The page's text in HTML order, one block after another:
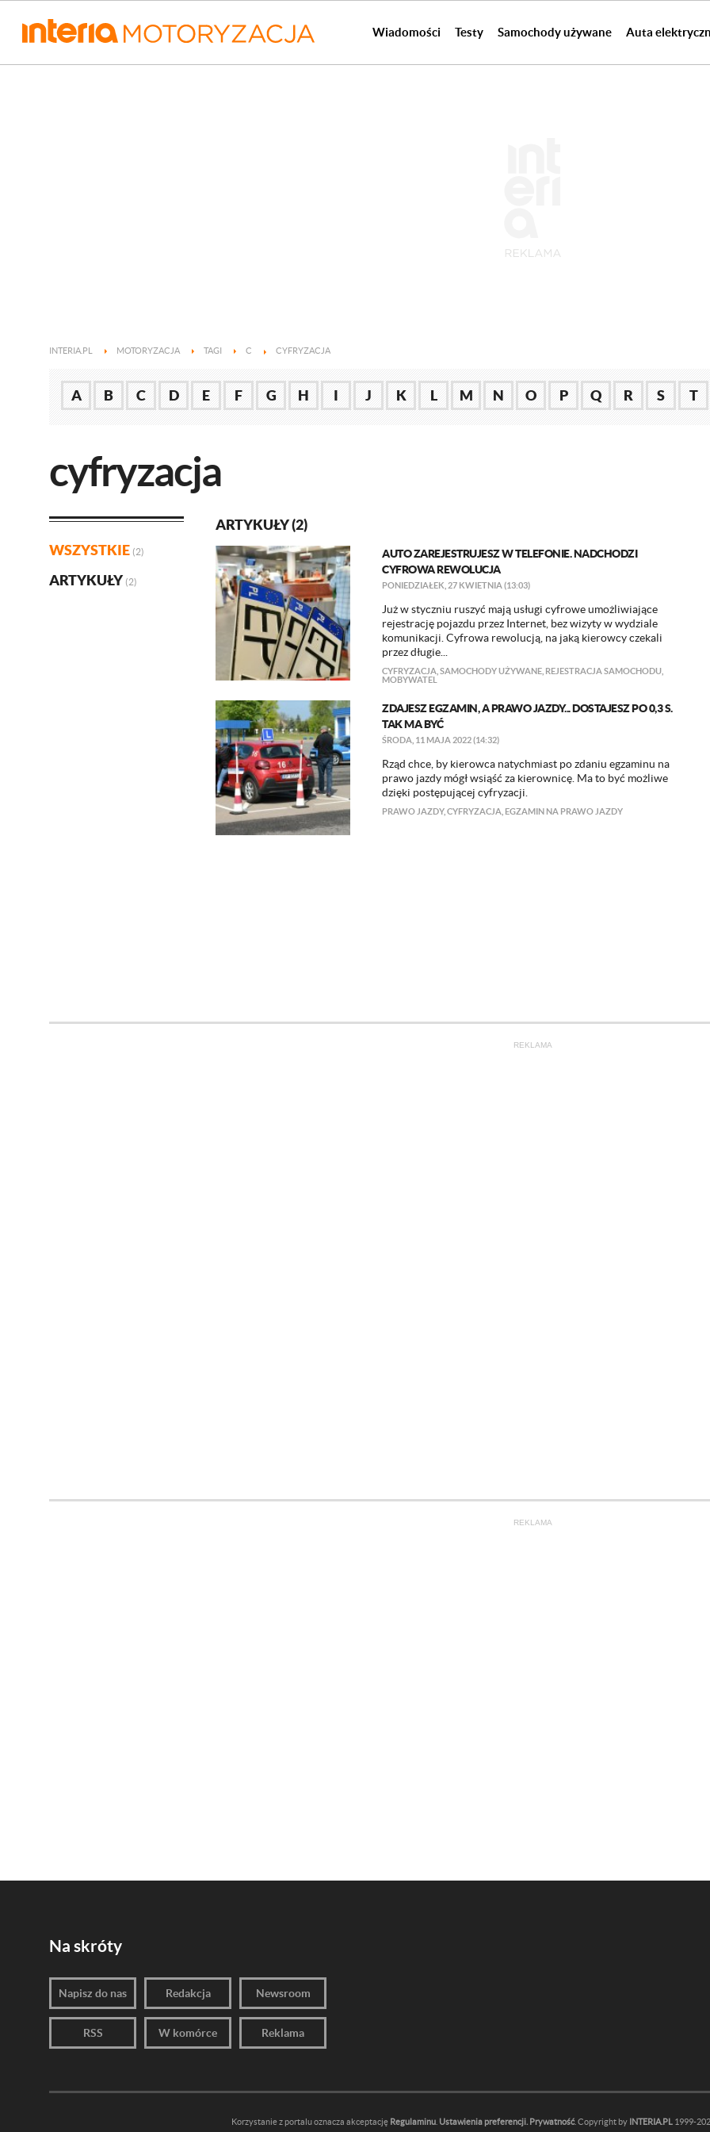
Wiadomości Testy Samochody używane Auta
INTERIA.PL MOTORYZACJA TAGI C CYFRYZACJA
A B C D E F G H I J K L M N O P Q R S T
cyfryzacja
WSZYSTKIE (2)
ARTYKUŁY (2)
ARTYKUŁY (2)
AUTO ZAREJESTRUJESZ W TELEFONIE. NADCHODZI
CYFROWA REWOLUCJA
PONIEDZIAŁEK, 27 KWIETNIA (13:03)
Już w styczniu ruszyć mają usługi cyfrowe umożliwiające
rejestrację pojazdu przez Internet, bez wizyty w wydziale
komunikacji. Cyfrowa rewolucją, na jaką kierowcy czekali
przez długie...
CYFRYZACJA SAMOCHODY UŻYWANE REJESTRACJA SAMOCHODU
MOBYWATEL
ZDAJESZ EGZAMIN, A PRAWO JAZDY... DOSTAJESZ PO 0,3 S.
TAK MA BYĆ
ŚRODA, 11 MAJA 2022 (14:32)
Rząd chce, by kierowca natychmiast po zdaniu egzaminu na
prawo jazdy mógł wsiąść za kierownicę. Ma to być możliwe
dzięki postępującej cyfryzacji.
PRAWO JAZDY, CYFRYZACJA EGZAMIN NA PRAWO JAZDY
REKLAMA
REKLAMA
Na skróty
Napisz do nas Redakcja Newsroom
RSS W komórce Reklama
Korzystanie z portalu oznacza akceptację Regulaminu Ustawienia preferencji. Prywatność. Copyright by INTERIA.PL 1999-